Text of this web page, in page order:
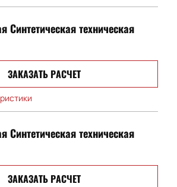
Синтетическая техническая
ЗАКАЗАТЬ РАСЧЕТ
Синтетическая техническая
ЗАКАЗАТЬ РАСЧЕТ